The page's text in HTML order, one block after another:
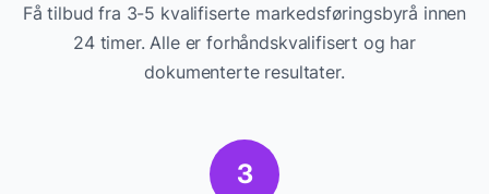
Få tilbud fra 3-5 kvalifiserte markedsføringsbyrå innen
24 timer. Alle er forhåndskvalifisert og har
dokumenterte resultater.
3